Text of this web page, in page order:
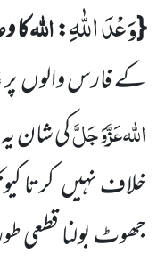
{وَعْدَ اللّٰهِ:اللہکا
کے فارس والوں
اللہعَزَّوَجَلَّکی شان
خلاف نہیںکرتا
جھوٹ بولنا قطعی